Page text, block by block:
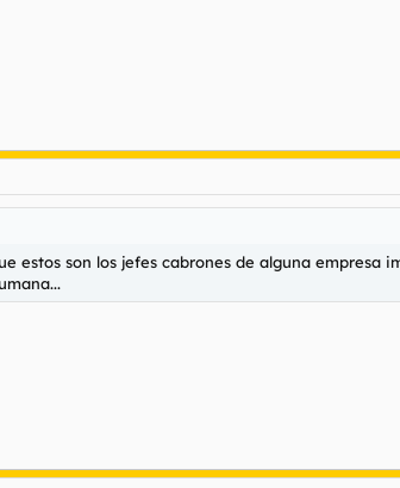
estos son los jefes cabrones de alguna